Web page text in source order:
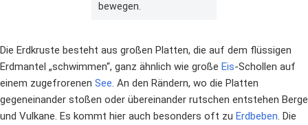
bewegen.
Die Erdkruste besteht aus großen Platten, die auf dem flüssigen
Erdmantel „schwimmen“, ganz ähnlich wie große Eis-Schollen auf
einem zugefrorenen See. An den Rändern, wo die Platten
gegeneinander stoßen oder übereinander rutschen entstehen Berge
und Vulkane. Es kommt hier auch besonders oft zu Erdbeben. Die